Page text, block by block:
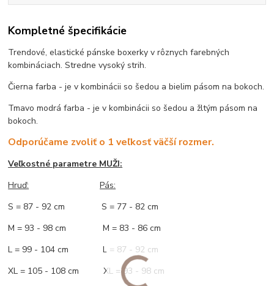
Kompletné špecifikácie
Trendové, elastické pánske boxerky v rôznych farebných
kombináciach. Stredne vysoký strih.
Čierna farba - je v kombinácii so šedou a bielim pásom na bokoch.
Tmavo modrá farba - je v kombinácii so šedou a žltým pásom na
bokoch.
Odporúčame zvoliť o 1 veľkosť väčší rozmer.
Veľkostné parametre MUŽI:
Hruď:
Pás:
S = 87 - 92 cm S = 77 - 82 cm
M = 93 - 98 cm M = 83 - 86 cm
L = 99 - 104 cm L = 87 - 92 cm
XL = 105 - 108 cm XL = 93 - 98 cm